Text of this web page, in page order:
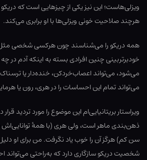
ویزلی‌هاست؛ این نیز یکی از چیزهایی است که دریکو
هرچند صلاحیت خونی ویزلی‌ها با او برابری می‌کند.
همه دریکو را می‌شناسند چون هرکسی شخصی مثل
خودبرتربینی چنین افرادی بسته به اینکه آدم در چه
می‌شود، می‌تواند اعصاب‌خردکن، خنده‌دار یا ترسناک
می‌تواند تمام این احساسات را در هری، رون یا
ویراستار بریتانیایی‌ام این موضوع را مورد تردید قرار
ذهن‌بندی ماهر است، ولی هری (با همهٔ توانایی‌اش در
سن کم) هرگز آن را خوب یاد نگرفت. من برای او دلیل
شخصیت دریکو سازگاری دارد که به‌راحتی می‌تواند